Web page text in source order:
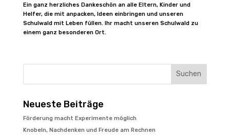
Ein ganz herzliches Dankeschön an alle Eltern, Kinder und
Helfer, die mit anpacken, Ideen einbringen und unseren
Schulwald mit Leben füllen. Ihr macht unseren Schulwald zu
einem ganz besonderen Ort.
Suchen
Neueste Beiträge
Förderung macht Experimente möglich
Knobeln, Nachdenken und Freude am Rechnen